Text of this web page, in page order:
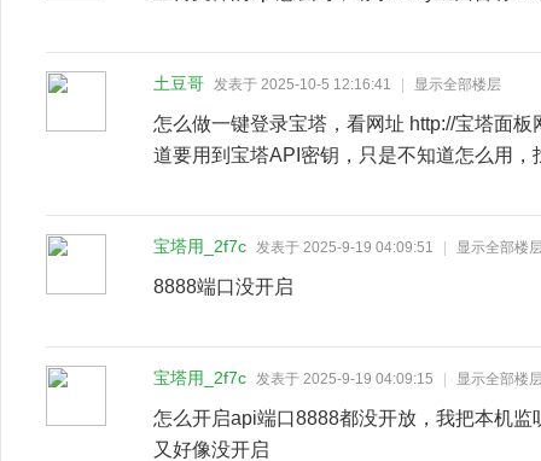
土豆哥 发表于 2025-10-5 12:16:41 显示全部楼层
怎么做一键登录宝塔，看网址 http://宝塔面
道要用到宝塔API密钥，只是不知道怎么用
宝塔用_2f7c 发表于 2025-9-19 04:09:51 显示全部楼
8888端口没开启
宝塔用_2f7c 发表于 2025-9-19 04:09:15 显示全部楼
怎么开启api端口8888都没开放，我把本机
又好像没开启